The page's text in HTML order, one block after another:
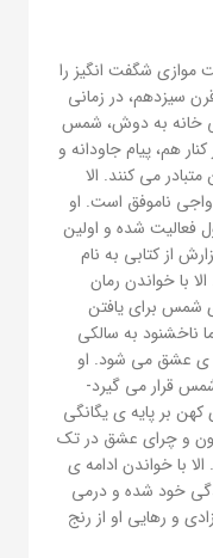
موازی شگفت انگیز را
سیزدهم، در زمانی
خانه به دوش، شمس
هم، پیام جاودانه و
می کنند. الا
ناموفق است. او
فعالیت شده و اولین
از کتابی به نام
با خواندن رمان
برای یافتن
ناخشنود به سالکی
ی عشق می شود. او
قرار می گیرد-
بر پایه ی یگانگی
و چرای عشق در تک
با خواندن ادامه ی
خود شده و درمی
و رهایی او از رنج